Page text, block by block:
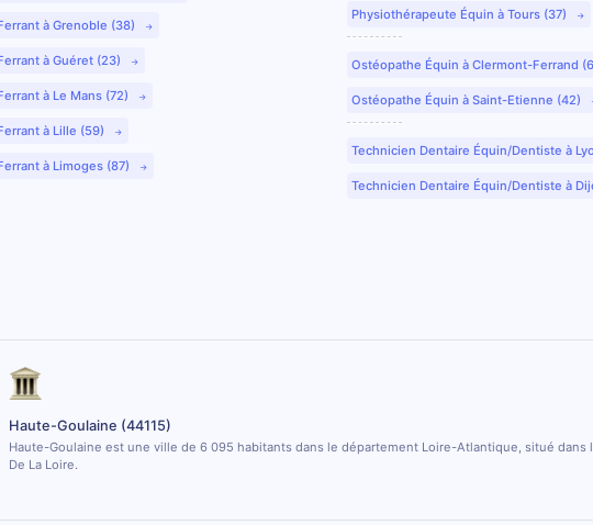
à Grenoble (38)
à Guéret (23)
à Le Mans (72)
à Lille (59)
à Limoges (87)
Physiothérapeute Équin à Tours (37)
Ostéopathe Équin à Clermont-Ferrand
Ostéopathe Équin à Saint-Etienne (42)
Technicien Dentaire Équin/Dentiste à
Technicien Dentaire Équin/Dentiste à
Haute-Goulaine (44115)
Haute-Goulaine est une ville de 6 095 habitants dans le département Loire-Atlantique, situé dans
De La Loire.